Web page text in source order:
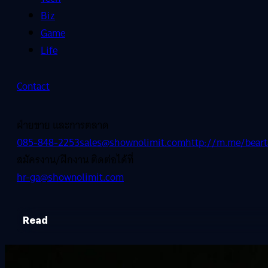
Biz
Game
Life
Contact
ฝ่ายขาย และการตลาด
085-848-2253sales@shownolimit.comhttp://m.me/
สมัครงาน/ฝึกงาน ติดต่อได้ที่
hr-ga@shownolimit.com
Read